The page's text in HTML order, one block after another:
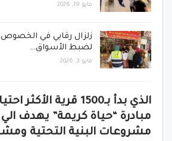
مايو 19, 2026
زلزال رقابي في
لضبط الأسواق…
مايو 3, 2026
الذي بدأ بـ1500 قرية
مبادرة “حياة كريمة” يهدف
مشروعات البنية التحتية